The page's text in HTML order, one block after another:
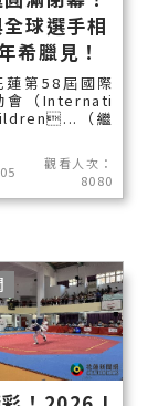
球選手相
希臘見！
第58屆國際
會（Internati
（繼
觀看人次：
8080